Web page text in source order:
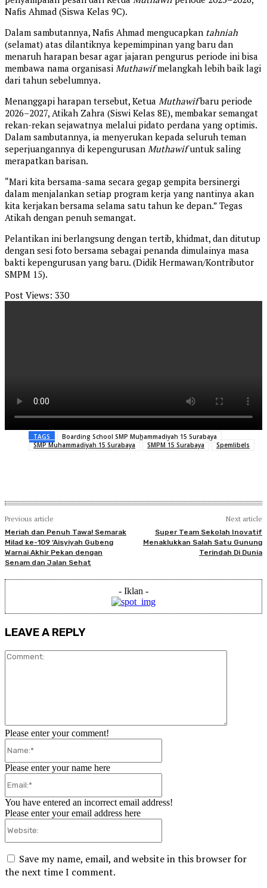
Nafis Ahmad (Siswa Kelas 9C).
Dalam sambutannya, Nafis Ahmad mengucapkan tahniah
(selamat) atas dilantiknya kepemimpinan yang baru dan
menaruh harapan besar agar jajaran pengurus periode ini bisa
membawa nama organisasi Muthawifmelangkah lebih baik lagi
dari tahun sebelumnya.
Menanggapi harapan tersebut, Ketua Muthawifbaru periode
2026–2027, Atikah Zahra (Siswi Kelas 8E), membakar semangat
rekan-rekan sejawatnya melalui pidato perdana yang optimis.
Dalam sambutannya, ia menyerukan kepada seluruh teman
seperjuangannya di kepengurusan Muthawifuntuk saling
merapatkan barisan.
“Mari kita bersama-sama secara gegap gempita bersinergi
dalam menjalankan setiap program kerja yang nantinya akan
kita kerjakan bersama selama satu tahun ke depan.” Tegas
Atikah dengan penuh semangat.
Pelantikan ini berlangsung dengan tertib, khidmat, dan ditutup
dengan sesi foto bersama sebagai penanda dimulainya masa
bakti kepengurusan yang baru. (Didik Hermawan/Kontributor
SMPM 15).
Post Views: 330
TAGS
Boarding School SMP Muhammadiyah 15 Surabaya
SMP Muhammadiyah 15 Surabaya
SMPM 15 Surabaya Spemlibels
Previous article
Meriah dan Penuh Tawa! Semarak
Milad ke-109 ‘Aisyiyah Gubeng
Warnai Akhir Pekan dengan
Senam dan Jalan Sehat
Next article
Super Team Sekolah Inovatif
Menaklukkan Salah Satu Gunung
Terindah Di Dunia
- Iklan -
LEAVE A REPLY
Please enter your comment!
Please enter your name here
You have entered an incorrect email address!
Please enter your email address here
Save my name, email, and website in this browser for
the next time I comment.